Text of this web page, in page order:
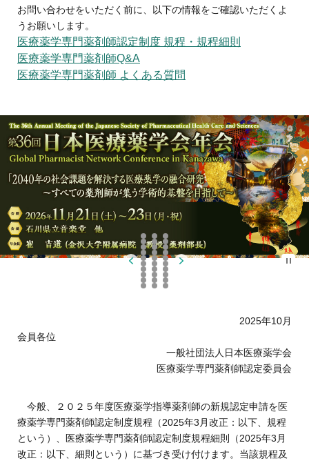
お問い合わせをいただく前に、以下の情報をご確認いただくよ
うお願いします。
医療薬学専門薬剤師認定制度 規程・規程細則
医療薬学専門薬剤師Q&A
医療薬学専門薬剤師 よくある質問
2025年10月
会員各位
一般社団法人日本医療薬学会
医療薬学専門薬剤師認定委員会
今般、２０２５年度医療薬学指導薬剤師の新規認定申請を医
療薬学専門薬剤師認定制度規程（2025年3月改正：以下、規程
という）、医療薬学専門薬剤師認定制度規程細則（2025年3月
改正：以下、細則という）に基づき受け付けます。当該規程及